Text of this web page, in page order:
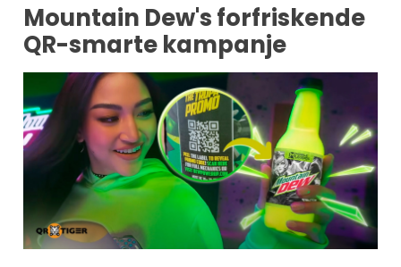
Mountain Dew's forfriskende
QR-smarte kampanje